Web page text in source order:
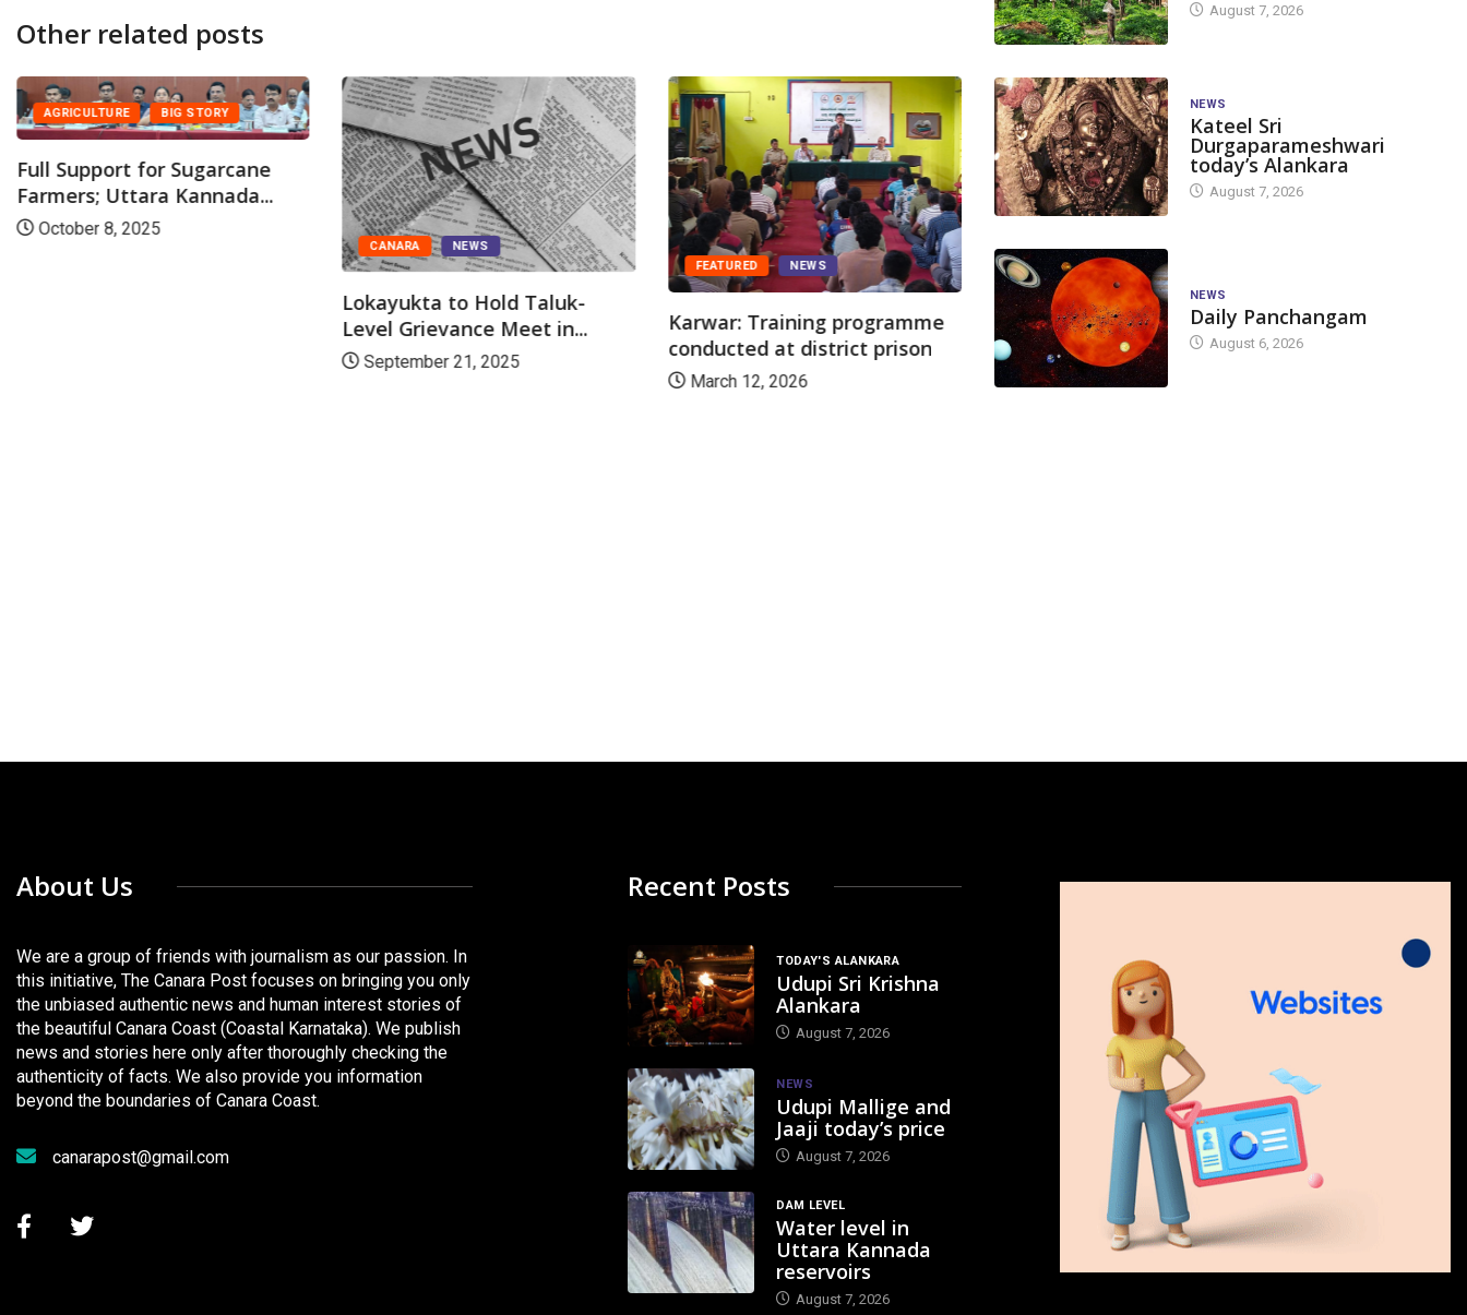
Other related posts
AGRICULTURE BIG STORY
Full Support for Sugarcane
Farmers; Uttara Kannada...
October 8, 2025
CANARA NEWS
Lokayukta to Hold Taluk-
Level Grievance Meet in...
September 21, 2025
FEATURED NEWS
Karwar: Training programme
conducted at district prison
March 12, 2026
AGRICULTURE BIG STORY
Full Support for Sugarcane
Farmers; Uttara Kannada...
Level
August 7, 2026
NEWS
Kateel Sri
Durgaparameshwari
today’s Alankara
August 7, 2026
NEWS
Daily Panchangam
August 6, 2026
About Us
We are a group of friends with journalism as our passion. In
this initiative, The Canara Post focuses on bringing you only
the unbiased authentic news and human interest stories of
the beautiful Canara Coast (Coastal Karnataka). We publish
news and stories here only after thoroughly checking the
authenticity of facts. We also provide you information
beyond the boundaries of Canara Coast.
canarapost@gmail.com
Recent Posts
TODAY'S ALANKARA
Udupi Sri Krishna
Alankara
August 7, 2026
NEWS
Udupi Mallige and
Jaaji today’s price
August 7, 2026
DAM LEVEL
Water level in
Uttara Kannada
reservoirs
August 7, 2026